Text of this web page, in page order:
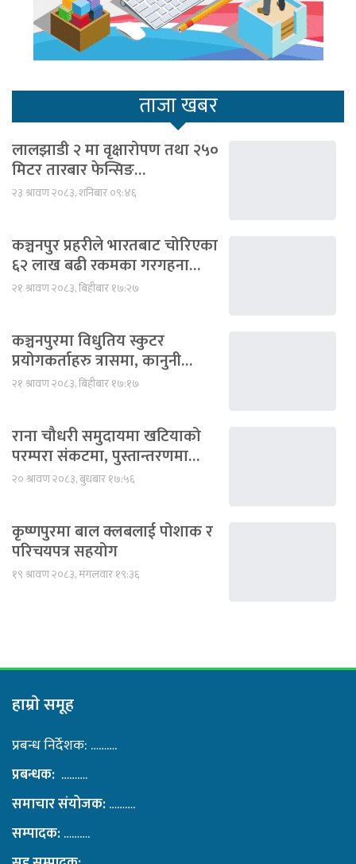
ताजा खबर
लालझाडी २ मा वृक्षारोपण तथा २५०
मिटर तारबार फेन्सिङ…
२३ श्रावण २०८३, शनिबार ०९:४६
कञ्चनपुर प्रहरीले भारतबाट चोरिएका
६२ लाख बढी रकमका गरगहना…
२१ श्रावण २०८३, बिहीबार १७:२७
कञ्चनपुरमा विधुतिय स्कुटर
प्रयोगकर्ताहरु त्रासमा, कानुनी…
२१ श्रावण २०८३, बिहीबार १७:१७
राना चौधरी समुदायमा खटियाको
परम्परा संकटमा, पुस्तान्तरणमा…
२० श्रावण २०८३, बुधबार १७:५६
कृष्णपुरमा बाल क्लबलाई पोशाक र
परिचयपत्र सहयोग
१९ श्रावण २०८३, मंगलवार १९:३६
हाम्राे समूह
प्रबन्ध निर्देशक: ……….
प्रबन्धक: ……….
समाचार संयोजक:……….
सम्पादक:……….